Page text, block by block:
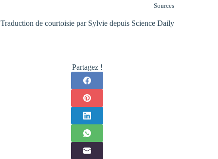
Sources
Traduction de courtoisie par Sylvie depuis Science Daily
Partagez !